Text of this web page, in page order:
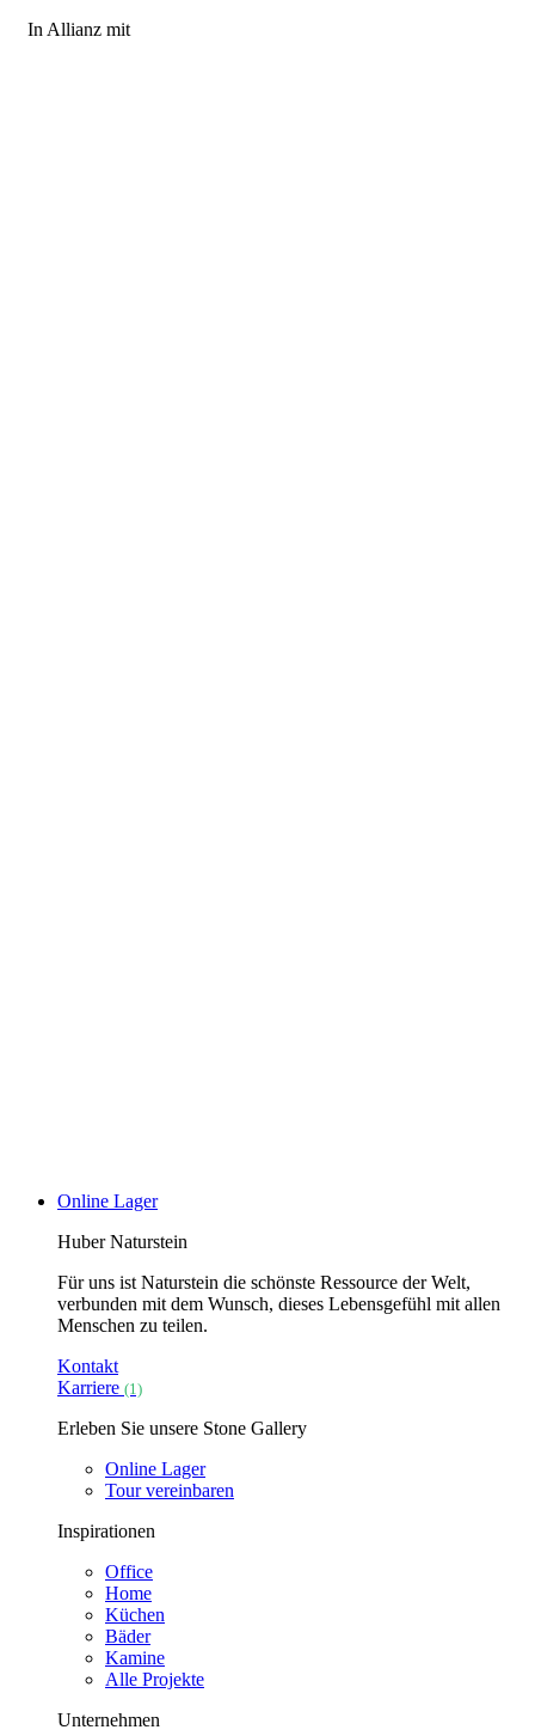
In Allianz mit
Online Lager
Huber Naturstein
Für uns ist Naturstein die schönste Ressource der Welt,
verbunden mit dem Wunsch, dieses Lebensgefühl mit allen
Menschen zu teilen.
Kontakt
Karriere (1)
Erleben Sie unsere Stone Gallery
Online Lager
Tour vereinbaren
Inspirationen
Office
Home
Küchen
Bäder
Kamine
Alle Projekte
Unternehmen